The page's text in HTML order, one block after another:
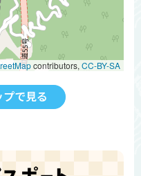
contributors, CC-BY-SA
で見る